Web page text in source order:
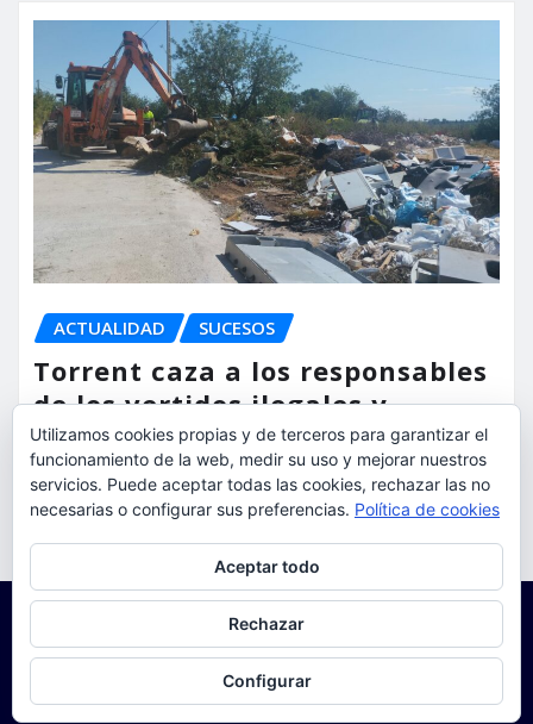
ACTUALIDAD SUCESOS
Torrent caza a los responsables
de los vertidos ilegales y
endurece las sanciones
torrent al dia Ago 7, 2026
Utilizamos cookies propias y de terceros para garantizar el
funcionamiento de la web, medir su uso y mejorar nuestros
servicios. Puede aceptar todas las cookies, rechazar las no
necesarias o configurar sus preferencias. Política de cookies
Aceptar todo
Rechazar
Configurar
Para obtener más información, incluido cómo gestionar las cookies,